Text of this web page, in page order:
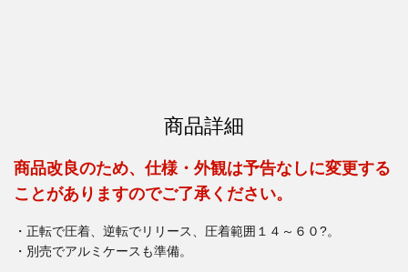
商品詳細
商品改良のため、仕様・外観は予告なしに変更する
ことがありますのでご了承ください。
・正転で圧着、逆転でリリース、圧着範囲１４～６０?。
・別売でアルミケースも準備。